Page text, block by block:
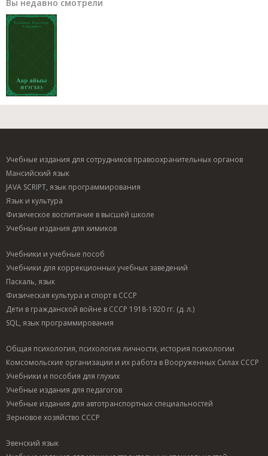
Вы недавно смотрели
Учебные издания для сотрудников правоохранительных органов
Мансийский язык
JAVA SCRIPT, язык программирования
Язык и культура
Физическое воспитание в высшей школе
Учебные издания для химиков
Учебники и учебные пособ
Учебники для коррекционных учебных заведений
Паскаль, язык
Физическая культура и спорт в СССР
Дети в гражданской войне в СССР 1918-1920 гг. (д. л.)
SQL, язык программирования
Общая психология, психология личности, история психологии
Комсомольские организации и их работа в Вооруженных Силах СССР
Учебники и пособия для глухих
Учебные издания для педагогов
Учебные издания для автотранспортных специальностей
Зерновое хозяйство СССР
Эвенский язык